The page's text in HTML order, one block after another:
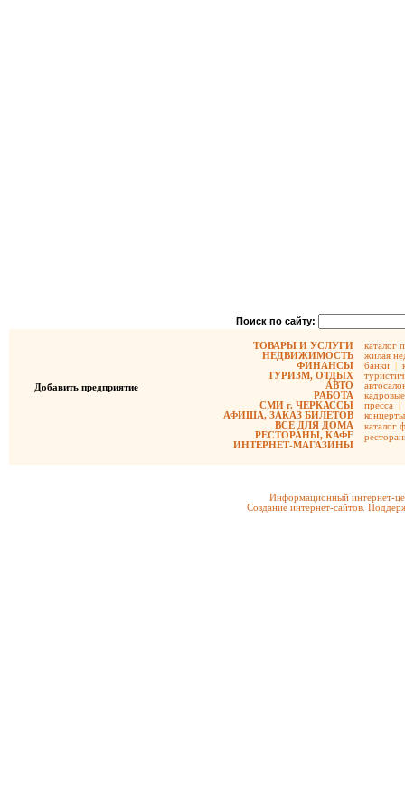
Поиск по сайту:
Добавить предприятие
ТОВАРЫ И УСЛУГИ
НЕДВИЖИМОСТЬ
ФИНАНСЫ
ТУРИЗМ, ОТДЫХ
АВТО
РАБОТА
СМИ г. ЧЕРКАССЫ
АФИША, ЗАКАЗ БИЛЕТОВ
ВСЕ ДЛЯ ДОМА
РЕСТОРАНЫ, КАФЕ
ИНТЕРНЕТ-МАГАЗИНЫ
каталог
жилая
банки |
пресса |
концерты
каталог
Информационный интернет-
Создание интернет-сайтов.